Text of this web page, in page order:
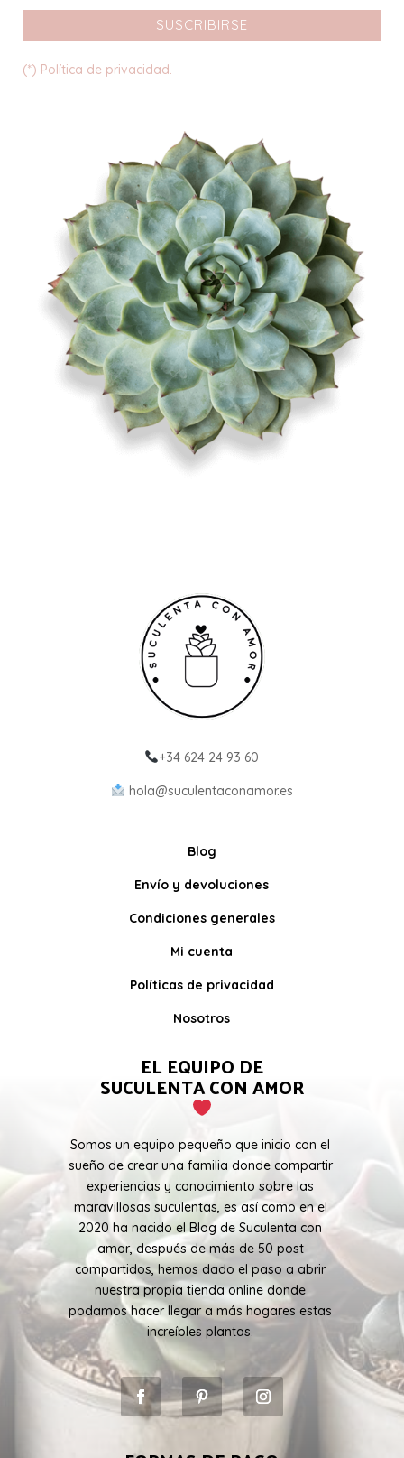
SUSCRIBIRSE
(*) Política de privacidad.
+34 624 24 93 60
hola@suculentaconamor.es
Blog
Envío y devoluciones
Condiciones generales
Mi cuenta
Políticas de privacidad
Nosotros
EL EQUIPO DE
SUCULENTA CON AMOR
Somos un equipo pequeño que inicio con el
sueño de crear una familia donde compartir
experiencias y conocimiento sobre las
maravillosas suculentas, es así como en el
2020 ha nacido el Blog de Suculenta con
amor, después de más de 50 post
compartidos, hemos dado el paso a abrir
nuestra propia tienda online donde
podamos hacer llegar a más hogares estas
increíbles plantas.